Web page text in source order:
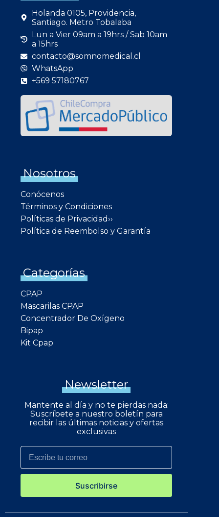
Holanda 0105, Providencia,
Santiago. Metro Tobalaba
Lun a Vier 09am a 19hrs / Sab 10am
a 15hrs
contacto@somnomedical.cl
WhatsApp
+569 57180767
Nosotros
Conócenos
Términos y Condiciones
Políticas de Privacidad››
Política de Reembolso y Garantía
Categorías
CPAP
Mascarilas CPAP
Concentrador De Oxígeno
Bipap
Kit Cpap
Newsletter
Mantente al día y no te pierdas nada:
Suscríbete a nuestro boletín para
recibir las últimas noticias y ofertas
exclusivas
Suscribirse